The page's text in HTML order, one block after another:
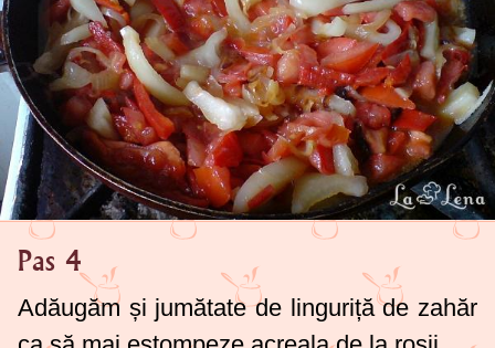
Pas 4
Adăugăm și jumătate de linguriță de zahăr